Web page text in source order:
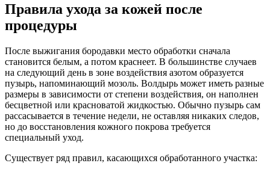
Правила ухода за кожей после
процедуры
После выжигания бородавки место обработки сначала
становится белым, а потом краснеет. В большинстве случаев
на следующий день в зоне воздействия азотом образуется
пузырь, напоминающий мозоль. Волдырь может иметь разные
размеры в зависимости от степени воздействия, он наполнен
бесцветной или красноватой жидкостью. Обычно пузырь сам
рассасывается в течение недели, не оставляя никаких следов,
но до восстановления кожного покрова требуется
специальный уход.
Существует ряд правил, касающихся обработанного участка: